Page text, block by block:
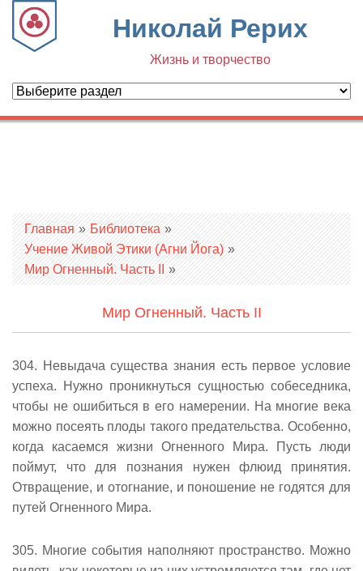
Николай Рерих
Жизнь и творчество
Вы здесь
Главная » Библиотека »
Учение Живой Этики (Агни Йога) »
Мир Огненный. Часть II »
Мир Огненный. Часть II
304. Невыдача существа знания есть первое условие
успеха. Нужно проникнуться сущностью собеседника,
чтобы не ошибиться в его намерении. На многие века
можно посеять плоды такого предательства. Особенно,
когда касаемся жизни Огненного Мира. Пусть люди
поймут, что для познания нужен флюид принятия.
Отвращение, и отогнание, и поношение не годятся для
путей Огненного Мира.
305. Многие события наполняют пространство. Можно